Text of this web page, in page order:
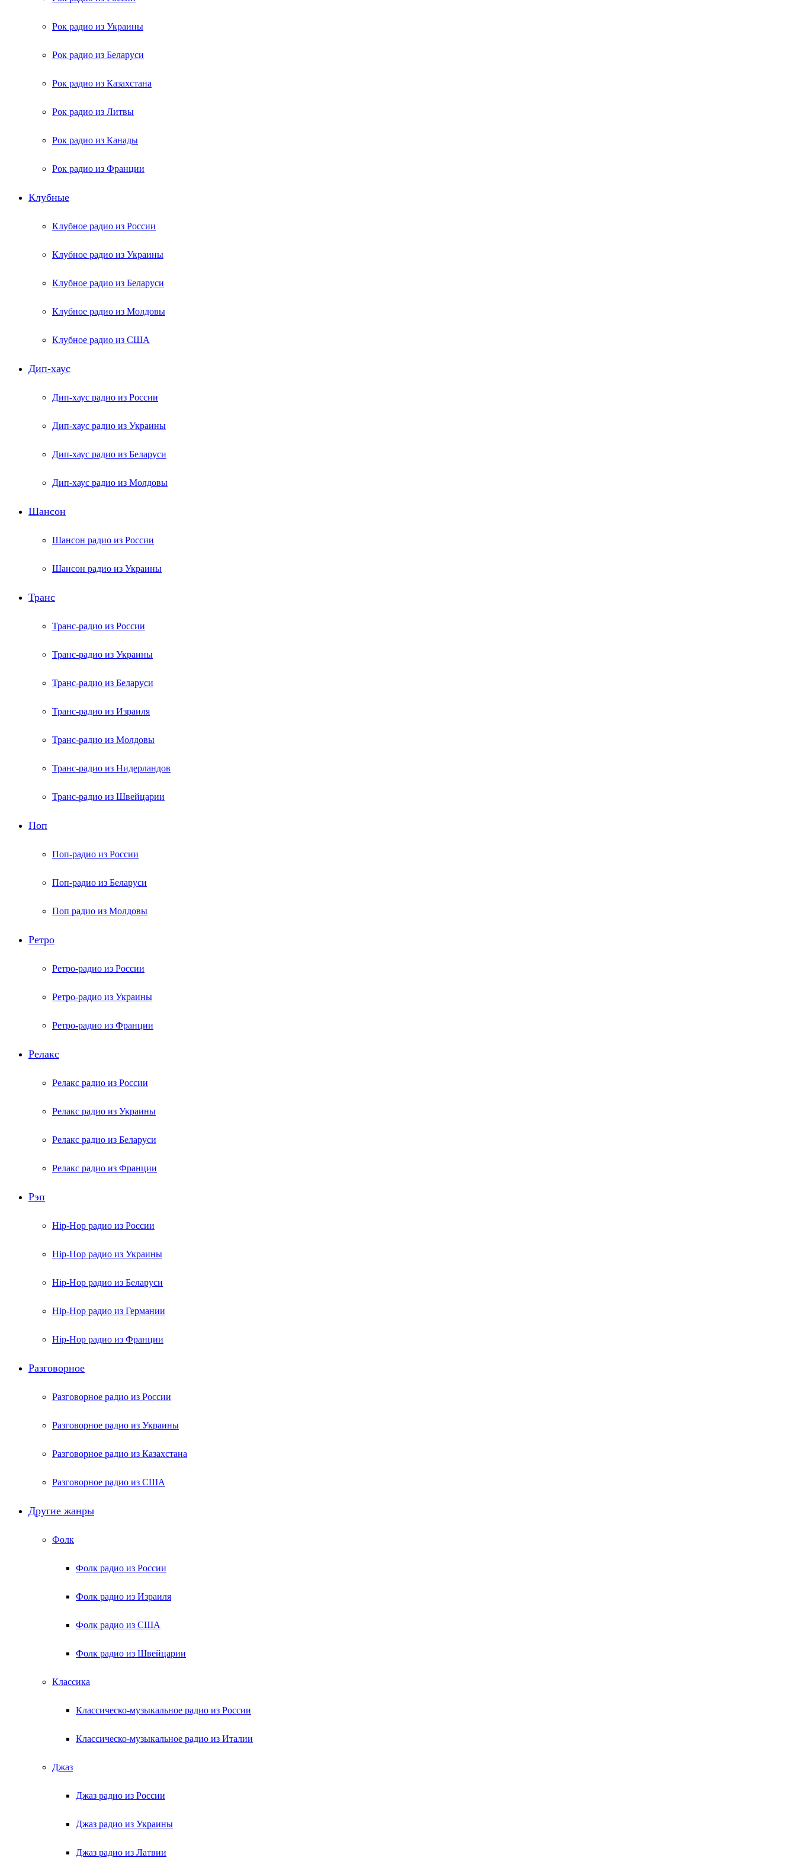
Рок радио из Украины
Рок радио из Беларуси
Рок радио из Казахстана
Рок радио из Литвы
Рок радио из Канады
Рок радио из Франции
Клубные
Клубное радио из России
Клубное радио из Украины
Клубное радио из Беларуси
Клубное радио из Молдовы
Клубное радио из США
Дип-хаус
Дип-хаус радио из России
Дип-хаус радио из Украины
Дип-хаус радио из Беларуси
Дип-хаус радио из Молдовы
Шансон
Шансон радио из России
Шансон радио из Украины
Транс
Транс-радио из России
Транс-радио из Украины
Транс-радио из Беларуси
Транс-радио из Израиля
Транс-радио из Молдовы
Транс-радио из Нидерландов
Транс-радио из Швейцарии
Поп
Поп-радио из России
Поп-радио из Беларуси
Поп радио из Молдовы
Ретро
Ретро-радио из России
Ретро-радио из Украины
Ретро-радио из Франции
Релакс
Релакс радио из России
Релакс радио из Украины
Релакс радио из Беларуси
Релакс радио из Франции
Рэп
Hip-Hop радио из России
Hip-Hop радио из Украины
Hip-Hop радио из Беларуси
Hip-Hop радио из Германии
Hip-Hop радио из Франции
Разговорное
Разговорное радио из России
Разговорное радио из Украины
Разговорное радио из Казахстана
Разговорное радио из США
Другие жанры
Фолк
Фолк радио из России
Фолк радио из Израиля
Фолк радио из США
Фолк радио из Швейцарии
Классика
Классическо-музыкальное радио из России
Классическо-музыкальное радио из Италии
Джаз
Джаз радио из России
Джаз радио из Украины
Джаз радио из Латвии